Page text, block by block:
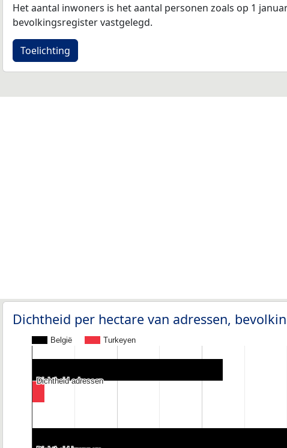
Het aantal inwoners is het aantal personen zoals op 1
bevolkingsregister vastgelegd.
Toelichting
Dichtheid per hectare van adressen,
België Turkeyen
Dichtheid adressen
Dichtheid adressen